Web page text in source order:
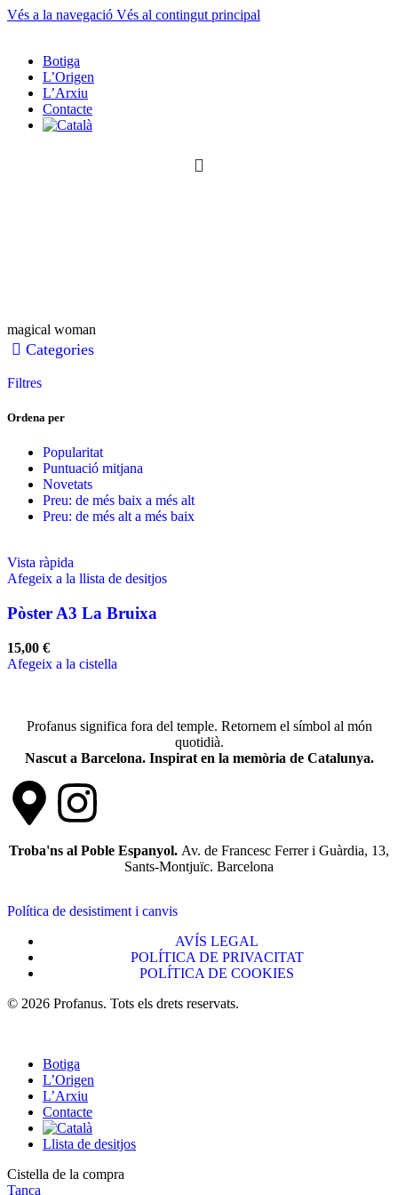
Vés a la navegació Vés al contingut principal
Botiga
L’Origen
L’Arxiu
Contacte
magical woman
Categories
Filtres
Ordena per
Popularitat
Puntuació mitjana
Novetats
Preu: de més baix a més alt
Preu: de més alt a més baix
Vista ràpida
Afegeix a la llista de desitjos
Pòster A3 La Bruixa
15,00 €
Afegeix a la cistella
Profanus significa fora del temple. Retornem el símbol al món
quotidià.
Nascut a Barcelona. Inspirat en la memòria de Catalunya.
Troba'ns al Poble Espanyol. Av. de Francesc Ferrer i Guàrdia, 13,
Sants-Montjuïc. Barcelona
Política de desistiment i canvis
AVÍS LEGAL
POLÍTICA DE PRIVACITAT
POLÍTICA DE COOKIES
© 2026 Profanus. Tots els drets reservats.
Botiga
L’Origen
L’Arxiu
Contacte
Llista de desitjos
Cistella de la compra
Tanca